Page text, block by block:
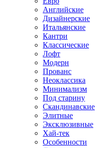
Английские
Дизайнерские
Итальянские
Кантри
Классические
Лофт
Модерн
Прованс
Неоклассика
Минимализм
Под старину
Скандинавские
Элитные
Эксклюзивные
Хай-тек
Особенности